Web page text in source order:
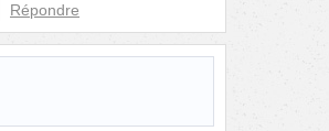
Répondre